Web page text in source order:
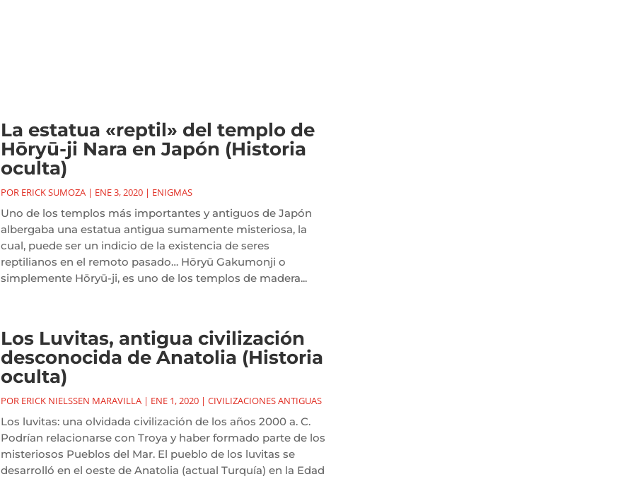
La estatua «reptil» del templo de
Hōryū-ji Nara en Japón (Historia
oculta)
POR ERICK SUMOZA| ENE 3, 2020| ENIGMAS
Uno de los templos más importantes y antiguos de Japón
albergaba una estatua antigua sumamente misteriosa, la
cual, puede ser un indicio de la existencia de seres
reptilianos en el remoto pasado… Hōryū Gakumonji o
simplemente Hōryū-ji, es uno de los templos de madera...
Los Luvitas, antigua civilización
desconocida de Anatolia (Historia
oculta)
POR ERICK NIELSSEN MARAVILLA| ENE 1, 2020| CIVILIZACIONES ANTIGUAS
Los luvitas: una olvidada civilización de los años 2000 a. C.
Podrían relacionarse con Troya y haber formado parte de los
misteriosos Pueblos del Mar. El pueblo de los luvitas se
desarrolló en el oeste de Anatolia (actual Turquía) en la Edad